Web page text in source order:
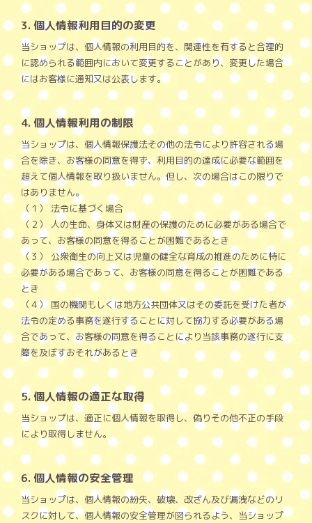
3. 個人情報利用目的の変更
当ショップは、個人情報の利用目的を、関連性を有すると合理的
に認められる範囲内において変更することがあり、変更した場合
にはお客様に通知又は公表します。
4. 個人情報利用の制限
当ショップは、個人情報保護法その他の法令により許容される場
合を除き、お客様の同意を得ず、利用目的の達成に必要な範囲を
超えて個人情報を取り扱いません。但し、次の場合はこの限りで
はありません。
（１） 法令に基づく場合
（２） 人の生命、身体又は財産の保護のために必要がある場合で
あって、お客様の同意を得ることが困難であるとき
（３） 公衆衛生の向上又は児童の健全な育成の推進のために特に
必要がある場合であって、お客様の同意を得ることが困難である
とき
（４） 国の機関もしくは地方公共団体又はその委託を受けた者が
法令の定める事務を遂行することに対して協力する必要がある場
合であって、お客様の同意を得ることにより当該事務の遂行に支
障を及ぼすおそれがあるとき
5. 個人情報の適正な取得
当ショップは、適正に個人情報を取得し、偽りその他不正の手段
により取得しません。
6. 個人情報の安全管理
当ショップは、個人情報の紛失、破壊、改ざん及び漏洩などのリ
スクに対して、個人情報の安全管理が図られるよう、当ショップ